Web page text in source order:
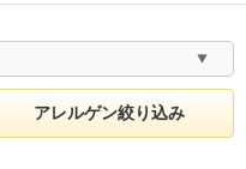
アレルゲン絞り込み